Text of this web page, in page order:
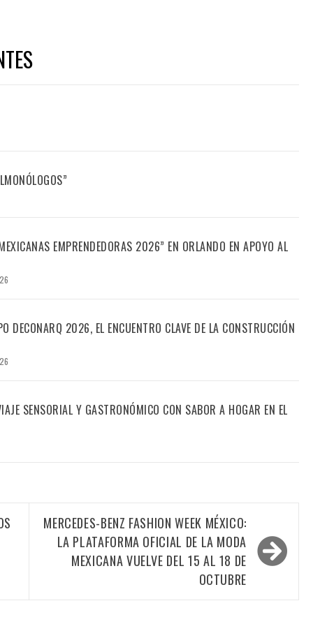
EMPRENDEDORAS 2026” EN ORLANDO EN APOYO AL
DECONARQ 2026, EL ENCUENTRO CLAVE DE LA CONSTRUCCIÓN
SENSORIAL Y GASTRONÓMICO CON SABOR A HOGAR EN EL
MERCEDES-BENZ FASHION WEEK MÉXICO:
LA PLATAFORMA OFICIAL DE LA MODA
MEXICANA VUELVE DEL 15 AL 18 DE
OCTUBRE